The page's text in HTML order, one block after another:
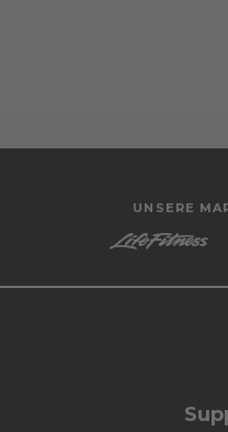
UNSERE